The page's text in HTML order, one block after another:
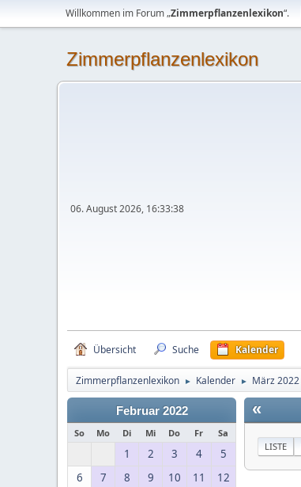
Willkommen im Forum „Zimmerpflanzenlexikon“.
Zimmerpflanzenlexikon
06. August 2026, 16:33:38
Übersicht Suche Kalender
Zimmerpflanzenlexikon ► Kalender ► März 2022
Februar 2022
So Mo Di Mi Do Fr Sa
1 2 3 4
5
6
7 8 9 10 11
12
«
LISTE